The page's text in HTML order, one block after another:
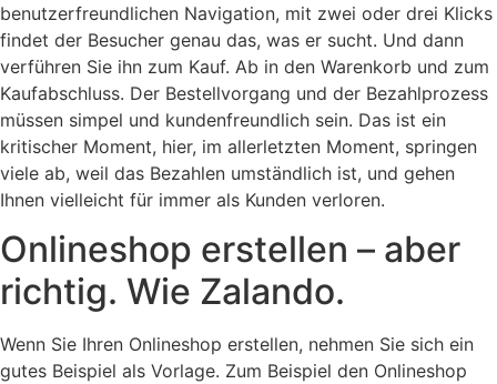
benutzerfreundlichen Navigation, mit zwei oder drei Klicks
findet der Besucher genau das, was er sucht. Und dann
verführen Sie ihn zum Kauf. Ab in den Warenkorb und zum
Kaufabschluss. Der Bestellvorgang und der Bezahlprozess
müssen simpel und kundenfreundlich sein. Das ist ein
kritischer Moment, hier, im allerletzten Moment, springen
viele ab, weil das Bezahlen umständlich ist, und gehen
Ihnen vielleicht für immer als Kunden verloren.
Onlineshop erstellen – aber
richtig. Wie Zalando.
Wenn Sie Ihren Onlineshop erstellen, nehmen Sie sich ein
gutes Beispiel als Vorlage. Zum Beispiel den Onlineshop